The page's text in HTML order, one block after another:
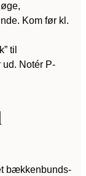
Kom før kl.
til
Notér P-
bækkenbunds-